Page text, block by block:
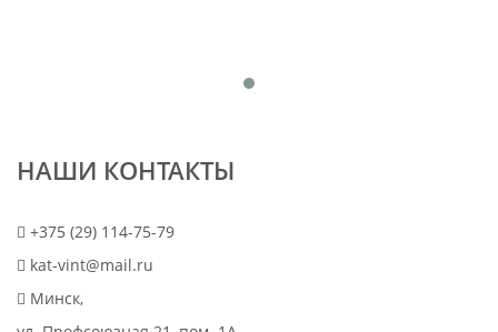
НАШИ КОНТАКТЫ
+375 (29) 114-75-79
kat-vint@mail.ru
Минск,